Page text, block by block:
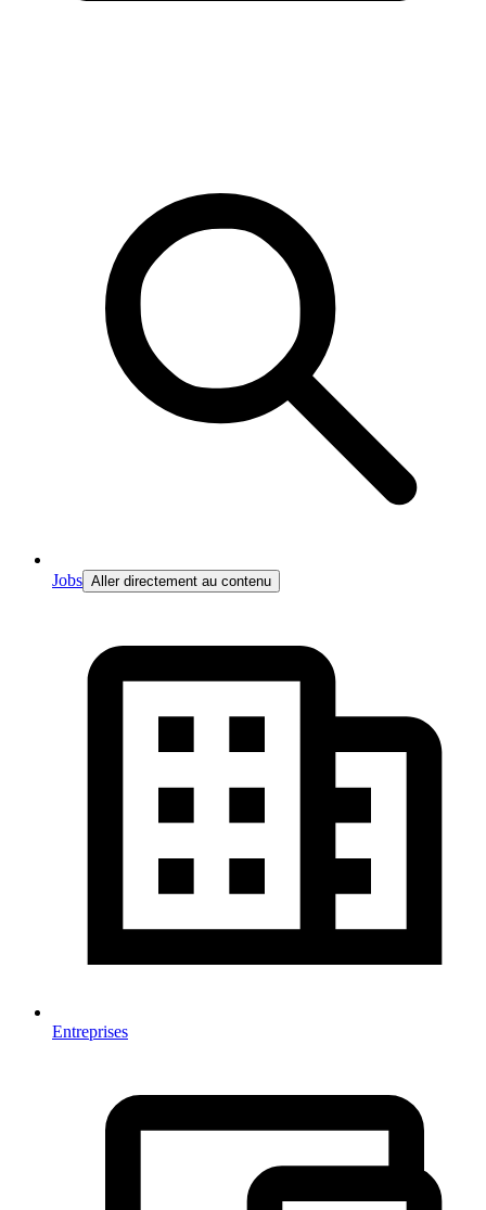
Jobs Aller directement au contenu
Entreprises